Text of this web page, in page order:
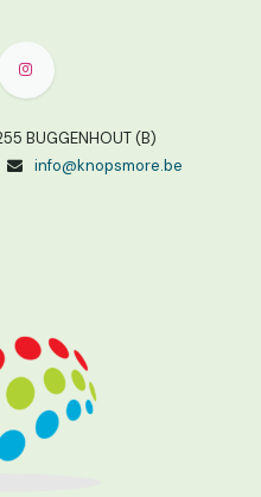
BUGGENHOUT (B)
info@knopsmore.be